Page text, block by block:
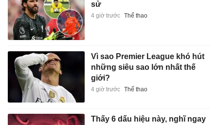
sử
4 giờ trước Thể thao
Vì sao Premier League khó hút
những siêu sao lớn nhất thế
giới?
4 giờ trước Thể thao
Thấy 6 dấu hiệu này, nghĩ ngay